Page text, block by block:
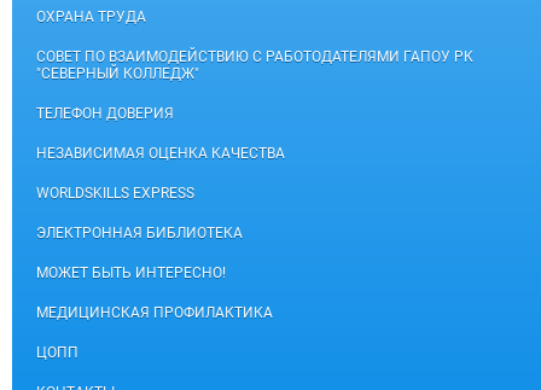
ОХРАНА ТРУДА
СОВЕТ ПО ВЗАИМОДЕЙСТВИЮ С РАБОТОДАТЕЛЯМИ ГАПОУ РК
"СЕВЕРНЫЙ КОЛЛЕДЖ"
ТЕЛЕФОН ДОВЕРИЯ
НЕЗАВИСИМАЯ ОЦЕНКА КАЧЕСТВА
WORLDSKILLS EXPRESS
ЭЛЕКТРОННАЯ БИБЛИОТЕКА
МОЖЕТ БЫТЬ ИНТЕРЕСНО!
МЕДИЦИНСКАЯ ПРОФИЛАКТИКА
ЦОПП